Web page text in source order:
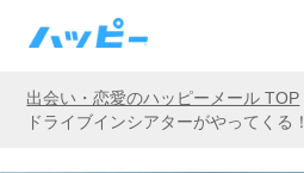
出会い・恋愛のハッピーメール TOP
ドライブインシアターがやってくる！